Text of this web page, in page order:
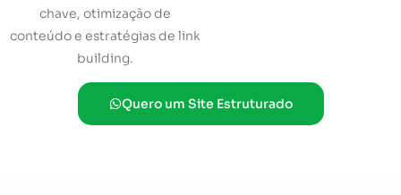
chave, otimização de
conteúdo e estratégias de link
building.
Quero um Site Estruturado